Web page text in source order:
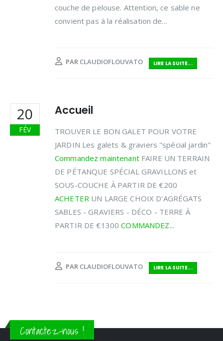
couche de pelouse. Attention, ce sable ne
convient pas à la réalisation de...
PAR CLAUDIOFLOUVATO LIRE LA SUITE...
20
FÉV
Accueil
TROUVER LE BON GALET POUR VOTRE
JARDIN Les galets & graviers "spécial jardin"
Commandez maintenant FAIRE UN TERRAIN
DE PÉTANQUE SPÉCIAL GRAVILLONS et
SOUS-COUCHE À PARTIR DE €200
ACHETER UN LARGE CHOIX D'AGRÉGATS
SABLES - GRAVIERS - DÉCO - TERRE À
PARTIR DE €1300COMMANDEZ...
PAR CLAUDIOFLOUVATO LIRE LA SUITE...
Contactez-nous !